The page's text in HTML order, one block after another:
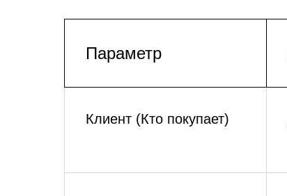
Параметр
Клиент (Кто покупает)